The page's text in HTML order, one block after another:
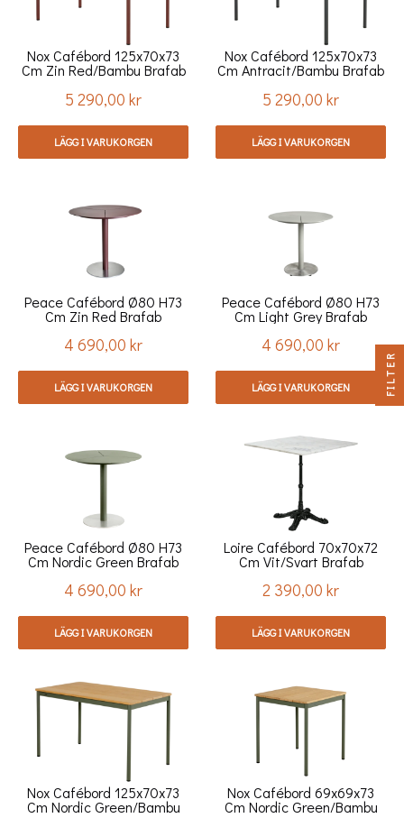
Nox Cafébord 125x70x73
Cm Zin Red/bambu Brafab
Pris
5 290,00 kr
LÄGG I VARUKORGEN
Nox Cafébord 125x70x73
Cm Antracit/bambu Brafab
Pris
5 290,00 kr
LÄGG I VARUKORGEN
Peace Cafébord Ø80 H73
Cm Zin Red Brafab
Pris
4 690,00 kr
LÄGG I VARUKORGEN
Peace Cafébord Ø80 H73
Cm Light Grey Brafab
Pris
4 690,00 kr
LÄGG I VARUKORGEN
Peace Cafébord Ø80 H73
Cm Nordic Green Brafab
Pris
4 690,00 kr
LÄGG I VARUKORGEN
Loire Cafébord 70x70x72
Cm Vit/svart Brafab
Pris
2 390,00 kr
LÄGG I VARUKORGEN
Nox Cafébord 125x70x73
Cm Nordic Green/bambu
Nox Cafébord 69x69x73
Cm Nordic Green/bambu
FILTER